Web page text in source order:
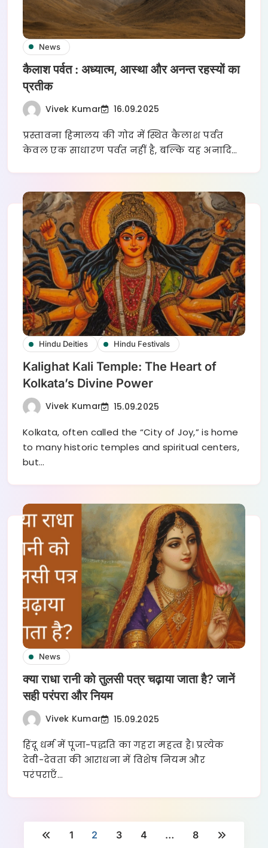
News
कैलाश पर्वत : अध्यात्म, आस्था और अनन्त रहस्यों का
प्रतीक
Vivek Kumar 16.09.2025
प्रस्तावना हिमालय की गोद में स्थित कैलाश पर्वत
केवल एक साधारण पर्वत नहीं है, बल्कि यह अनादि…
Hindu Deities Hindu Festivals
Kalighat Kali Temple: The Heart of
Kolkata’s Divine Power
Vivek Kumar 15.09.2025
Kolkata, often called the “City of Joy,” is home
to many historic temples and spiritual centers,
but…
News
क्या राधा रानी को तुलसी पत्र चढ़ाया जाता है? जानें
सही परंपरा और नियम
Vivek Kumar 15.09.2025
हिंदू धर्म में पूजा-पद्धति का गहरा महत्व है। प्रत्येक
देवी-देवता की आराधना में विशेष नियम और
परंपराएँ…
1 2 3 4 … 8